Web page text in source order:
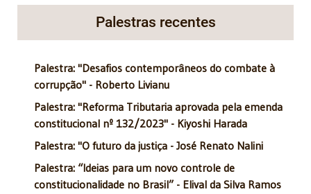
Palestras recentes
Palestra: "Desafios contemporâneos do combate à
corrupção" - Roberto Livianu
Palestra: "Reforma Tributaria aprovada pela emenda
constitucional nº 132/2023" - Kiyoshi Harada
Palestra: "O futuro da justiça - José Renato Nalini
Palestra: “Ideias para um novo controle de
constitucionalidade no Brasil” - Elival da Silva Ramos